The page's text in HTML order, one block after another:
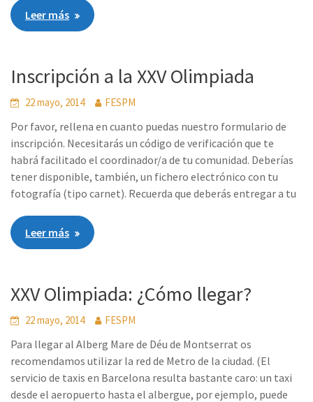
Leer más
Inscripción a la XXV Olimpiada
22 mayo, 2014 FESPM
Por favor, rellena en cuanto puedas nuestro formulario de
inscripción. Necesitarás un código de verificación que te
habrá facilitado el coordinador/a de tu comunidad. Deberías
tener disponible, también, un fichero electrónico con tu
fotografía (tipo carnet). Recuerda que deberás entregar a tu
Leer más
XXV Olimpiada: ¿Cómo llegar?
22 mayo, 2014 FESPM
Para llegar al Alberg Mare de Déu de Montserrat os
recomendamos utilizar la red de Metro de la ciudad. (El
servicio de taxis en Barcelona resulta bastante caro: un taxi
desde el aeropuerto hasta el albergue, por ejemplo, puede